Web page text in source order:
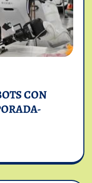
CON